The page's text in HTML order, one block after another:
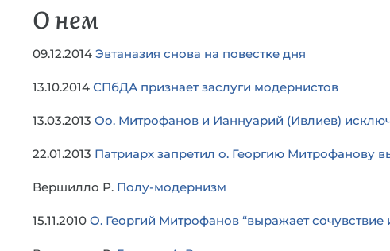
О нем
09.12.2014 Эвтаназия снова на повестке дня
13.10.2014 СПбДА признает заслуги модернистов
13.03.2013 Оо. Митрофанов и Ианнуарий (Ивлиев)
22.01.2013 Патриарх запретил о. Георгию Митрофанову
Вершилло Р. Полу-модернизм
15.11.2010 О. Георгий Митрофанов “выражает сочувствие